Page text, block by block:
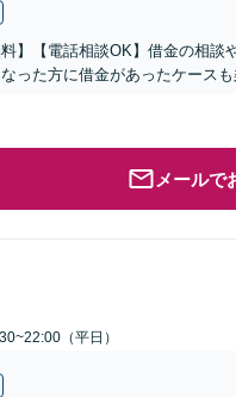
】【電話相談OK】借金の相談
った方に借金があったケースも
メールで
（平日）